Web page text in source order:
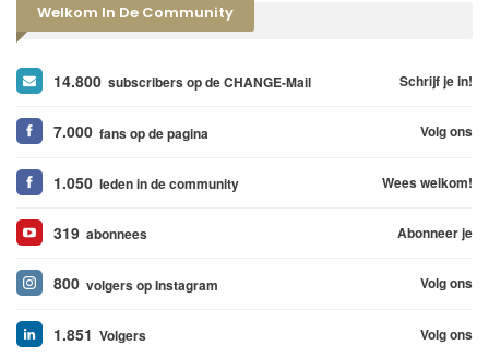
Welkom In De Community
14.800 subscribers op de CHANGE-Mail Schrijf je in!
7.000 fans op de pagina Volg ons
1.050 leden in de community Wees welkom!
319 abonnees Abonneer je
800 volgers op Instagram Volg ons
1.851 Volgers Volg ons